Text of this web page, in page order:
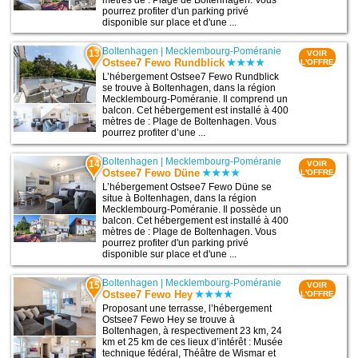
pourrez profiter d'un parking privé
disponible sur place et d'une ...
13 Boltenhagen Mecklembourg-Poméranie
Ostsee7 Fewo Rundblick
L’hébergement Ostsee7 Fewo Rundblick
se trouve à Boltenhagen, dans la région
Mecklembourg-Poméranie. Il comprend un
balcon. Cet hébergement est installé à 400
mètres de : Plage de Boltenhagen. Vous
pourrez profiter d’une ...
VOIR
L'OFFRE
14 Boltenhagen Mecklembourg-Poméranie
Ostsee7 Fewo Düne
L’hébergement Ostsee7 Fewo Düne se
situe à Boltenhagen, dans la région
Mecklembourg-Poméranie. Il possède un
balcon. Cet hébergement est installé à 400
mètres de : Plage de Boltenhagen. Vous
pourrez profiter d'un parking privé
disponible sur place et d'une ...
VOIR
L'OFFRE
15 Boltenhagen Mecklembourg-Poméranie
Ostsee7 Fewo Hey
Proposant une terrasse, l’hébergement
Ostsee7 Fewo Hey se trouve à
Boltenhagen, à respectivement 23 km, 24
km et 25 km de ces lieux d’intérêt : Musée
technique fédéral, Théâtre de Wismar et
VOIR
L'OFFRE